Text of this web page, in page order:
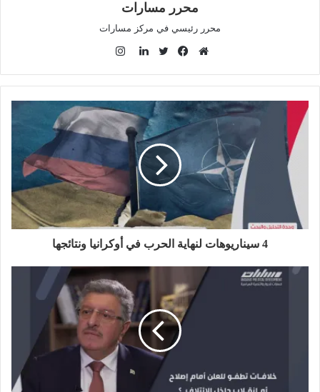
محرر مسارات
محرر رئيسي في مركز مسارات
و
ق
ع
و
ب
ي
س
ب
ك
و
ي
ت
ر
ي
ن
ك
د
إ
ن
س
ت
ق
ر
م
4 سيناريوهات لنهاية الحرب في أوكرانيا ونتائجها